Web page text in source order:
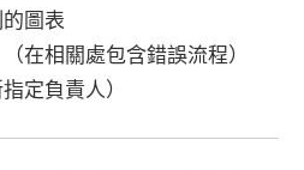
圖表
在相關處包含錯誤流程）
定負責人）